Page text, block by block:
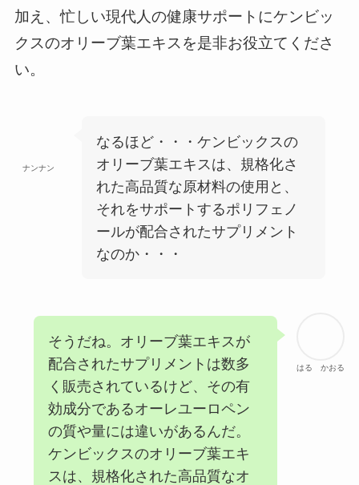
加え、忙しい現代人の健康サポートにケンビッ
クスのオリーブ葉エキスを是非お役立てくださ
い。
ナンナン
なるほど・・・ケンビックスの
オリーブ葉エキスは、規格化さ
れた高品質な原材料の使用と、
それをサポートするポリフェノ
ールが配合されたサプリメント
なのか・・・
はる かおる
そうだね。オリーブ葉エキスが
配合されたサプリメントは数多
く販売されているけど、その有
効成分であるオーレユーロペン
の質や量には違いがあるんだ。
ケンビックスのオリーブ葉エキ
スは、規格化された高品質なオ